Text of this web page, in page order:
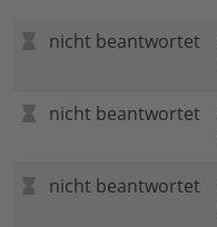
nicht beantwortet
nicht beantwortet
nicht beantwortet